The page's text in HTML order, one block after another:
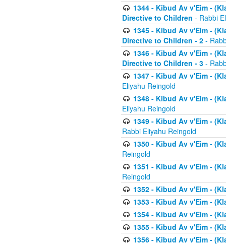
1344 - Kibud Av v'Eim -
Directive to Children - Rabbi
1345 - Kibud Av v'Eim -
Directive to Children - 2 -
1346 - Kibud Av v'Eim -
Directive to Children - 3 -
1347 - Kibud Av v'Eim -
Eliyahu Reingold
1348 - Kibud Av v'Eim -
Eliyahu Reingold
1349 - Kibud Av v'Eim -
Rabbi Eliyahu Reingold
1350 - Kibud Av v'Eim -
Reingold
1351 - Kibud Av v'Eim -
Reingold
1352 - Kibud Av v'Eim -
1353 - Kibud Av v'Eim -
1354 - Kibud Av v'Eim -
1355 - Kibud Av v'Eim -
1356 - Kibud Av v'Eim -